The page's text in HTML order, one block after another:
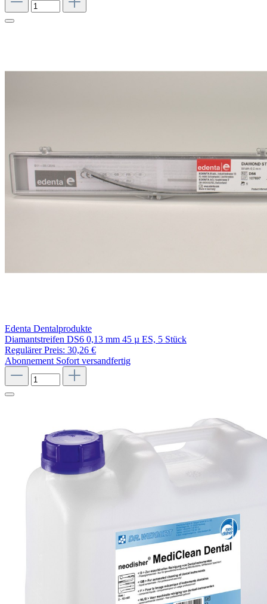
Edenta Dentalprodukte
Diamantstreifen DS6 0,13 mm 45 µ ES, 5 Stück
Regulärer Preis: 30,26 €
Abonnement Sofort versandfertig